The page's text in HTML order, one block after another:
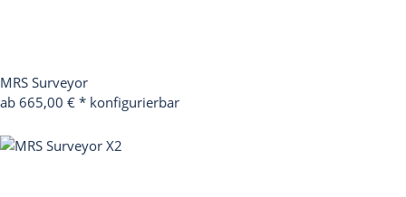
MRS Surveyor
ab 665,00 € * konfigurierbar